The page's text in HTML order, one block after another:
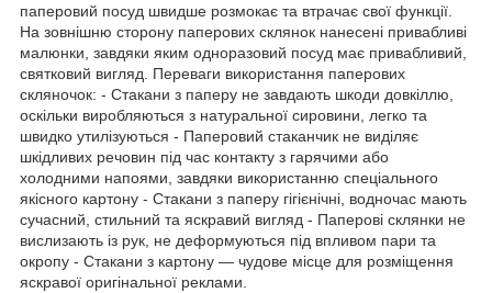
паперовий посуд швидше розмокає та втрачає свої функції.
На зовнішню сторону паперових склянок нанесені привабливі
малюнки, завдяки яким одноразовий посуд має привабливий,
святковий вигляд. Переваги використання паперових
скляночок: - Стакани з паперу не завдають шкоди довкіллю,
оскільки виробляються з натуральної сировини, легко та
швидко утилізуються - Паперовий стаканчик не виділяє
шкідливих речовин під час контакту з гарячими або
холодними напоями, завдяки використанню спеціального
якісного картону - Стакани з паперу гігієнічні, водночас мають
сучасний, стильний та яскравий вигляд - Паперові склянки не
вислизають із рук, не деформуються під впливом пари та
окропу - Стакани з картону — чудове місце для розміщення
яскравої оригінальної реклами.